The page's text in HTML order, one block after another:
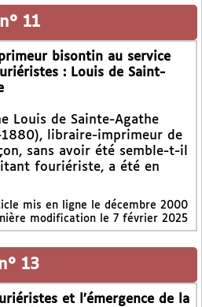
11
bisontin au service
: Louis de Saint-
Louis de Sainte-Agathe
libraire-imprimeur de
sans avoir été semble-t-il
fouriériste, a été en
mis en ligne le décembre 2000
modification le 7 février 2025
13
et l’émergence de la